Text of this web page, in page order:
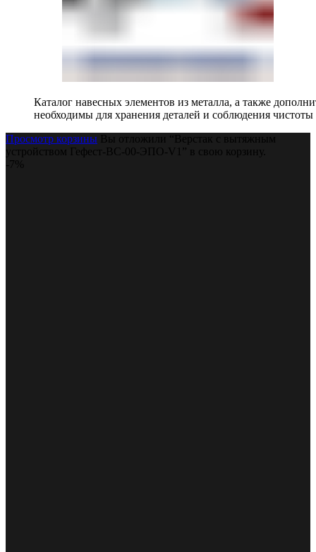
Каталог навесных элементов из металла, а также
необходимы для хранения деталей и соблюдения чистоты
Просмотр корзины Вы отложили “Верстак с вытяжным
устройством Гефест-ВС-00-ЭПО-V1” в свою корзину.
-7%